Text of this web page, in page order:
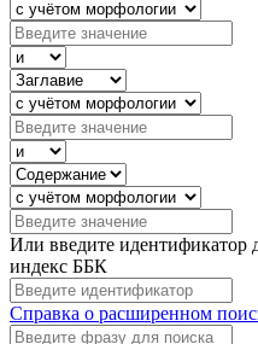
Или введите идентификатор
индекс ББК
Справка о расширенном